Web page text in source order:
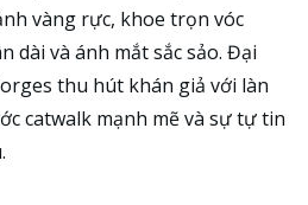
vàng rực, khoe trọn vóc
dài và ánh mắt sắc sảo. Đại
thu hút khán giả với làn
catwalk mạnh mẽ và sự tự tin